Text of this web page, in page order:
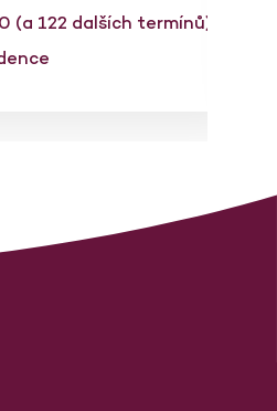
(a 122 dalších termínů)